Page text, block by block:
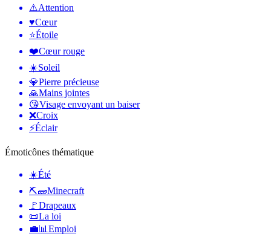
⚠️Attention
♥️Cœur
⭐Étoile
❤️Cœur rouge
☀️Soleil
💎Pierre précieuse
🙏Mains jointes
😘Visage envoyant un baiser
❌Croix
⚡Éclair
Émoticônes thématique
☀️Été
⛏🧱Minecraft
🚩Drapeaux
📜La loi
💼📊 Emploi